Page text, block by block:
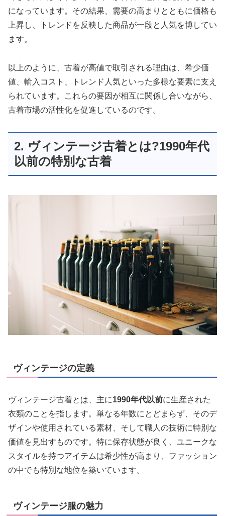
になっています。その結果、需要の高まりとともに価格も
上昇し、トレンドを反映した商品が一段と人気を博してい
ます。
以上のように、古着が高値で取引される理由は、希少価
値、輸入コスト、トレンド人気といった多様な要素に支え
られています。これらの要因が相互に関係し合いながら、
古着市場の活性化を促進しているのです。
2. ヴィンテージ古着とは?1990年代
以前の特別な古着
ヴィンテージの定義
ヴィンテージ古着とは、主に1990年代以前に生産された
衣類のことを指します。単なる年数にとどまらず、そのデ
ザインや使用されている素材、そして職人の技術に特別な
価値を見出すものです。特に保存状態が良く、ユニークな
スタイルを持つアイテムは希少性が高まり、ファッション
の中でも特別な地位を築いています。
ヴィンテージ服の魅力